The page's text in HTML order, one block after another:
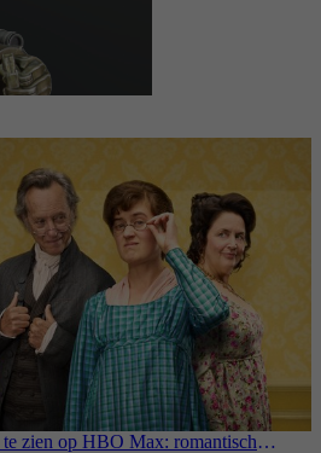
zien op HBO Max: romantisch